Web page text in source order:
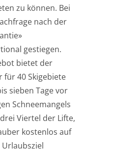
zu können. Bei
nach der
gestiegen.
bietet der
für 40 Skigebiete
sieben Tage vor
Schneemangels
Viertel der Lifte,
kostenlos auf